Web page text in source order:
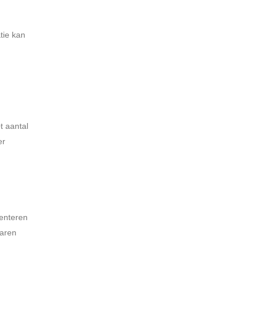
kan
aantal